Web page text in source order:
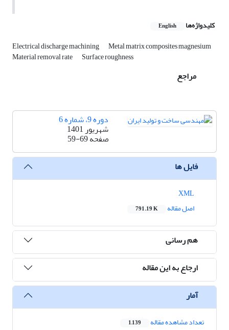
کلیدواژه‌ها English
Electrical discharge machining Metal matrix composites magnesium
Material removal rate Surface roughness
مراجع
دوره 9، شماره 6
شهریور 1401
صفحه59-69
فایل ها
اصل مقاله
791.19 K
هم رسانی
ارجاع به این مقاله
آمار
تعداد مشاهده مقاله 1,139